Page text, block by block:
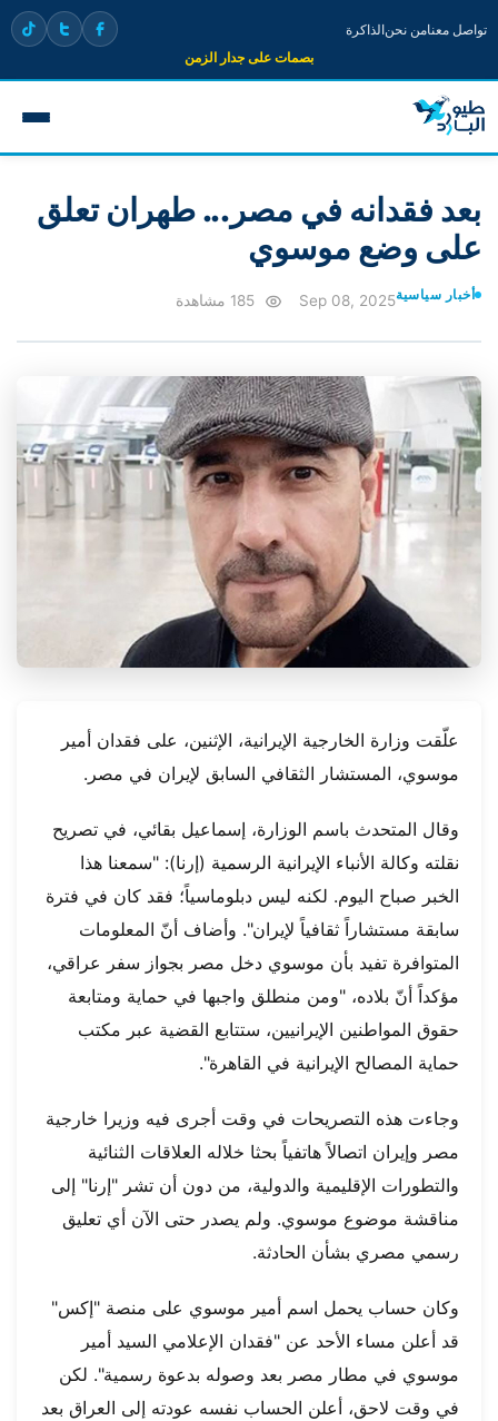
تواصل معنامن نحنالذاكرة
بصمات على جدار الزمن
بعد فقدانه في مصر... طهران تعلق
على وضع موسوي
أخبار سياسيةSep 08, 2025
علّقت وزارة الخارجية الإيرانية، الإثنين، على فقدان أمير
موسوي، المستشار الثقافي السابق لإيران في مصر.
وقال المتحدث باسم الوزارة، إسماعيل بقائي، في تصريح
نقلته وكالة الأنباء الإيرانية الرسمية (إرنا): "سمعنا هذا
الخبر صباح اليوم. لكنه ليس دبلوماسياً؛ فقد كان في فترة
سابقة مستشاراً ثقافياً لإيران". وأضاف أنّ المعلومات
المتوافرة تفيد بأن موسوي دخل مصر بجواز سفر عراقي،
مؤكداً أنّ بلاده، "ومن منطلق واجبها في حماية ومتابعة
حقوق المواطنين الإيرانيين، ستتابع القضية عبر مكتب
حماية المصالح الإيرانية في القاهرة".
وجاءت هذه التصريحات في وقت أجرى فيه وزيرا خارجية
مصر وإيران اتصالاً هاتفياً بحثا خلاله العلاقات الثنائية
والتطورات الإقليمية والدولية، من دون أن تشر "إرنا" إلى
مناقشة موضوع موسوي. ولم يصدر حتى الآن أي تعليق
رسمي مصري بشأن الحادثة.
وكان حساب يحمل اسم أمير موسوي على منصة "إكس"
قد أعلن مساء الأحد عن "فقدان الإعلامي السيد أمير
موسوي في مطار مصر بعد وصوله بدعوة رسمية". لكن
في وقت لاحق، أعلن الحساب نفسه عودته إلى العراق بعد